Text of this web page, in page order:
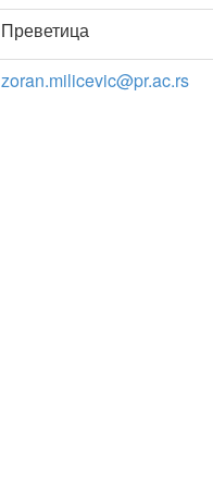
Преветица
zoran.milicevic@pr.ac.rs